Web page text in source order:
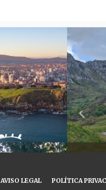
AVISO LEGAL POLÍTICA